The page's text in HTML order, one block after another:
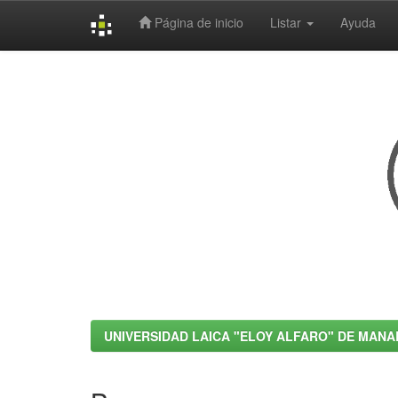
Página de inicio Listar Ayuda
UNIVERSIDAD LAICA "ELOY ALFARO" DE